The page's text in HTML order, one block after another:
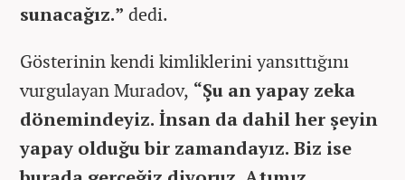
sunacağız.” dedi.
Gösterinin kendi kimliklerini yansıttığını
vurgulayan Muradov, “Şu an yapay zeka
dönemindeyiz. İnsan da dahil her şeyin
yapay olduğu bir zamandayız. Biz ise